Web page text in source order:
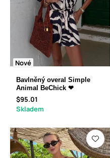
Nové
Bavlněný overal Simple
Animal BeChick ❤
$95.01
Skladem